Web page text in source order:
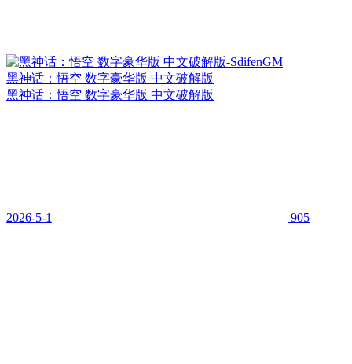
黑神话：悟空 数字豪华版 中文破解版
黑神话：悟空 数字豪华版 中文破解版
2026-5-1 905